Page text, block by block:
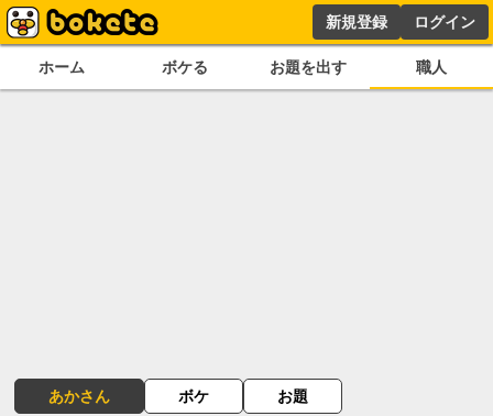
新規登録 ログイン
ホーム ボケる お題を出す 職人
あかさん ボケ お題